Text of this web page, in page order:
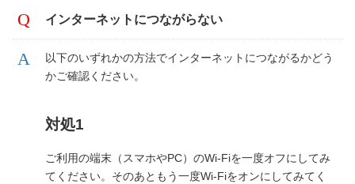
インターネットにつながらない
以下のいずれかの方法でインターネットにつながるかどう
かご確認ください。
対処1
ご利用の端末（スマホやPC）のWi-Fiを一度オフにしてみ
てください。そのあともう一度Wi-Fiをオンにしてみてく